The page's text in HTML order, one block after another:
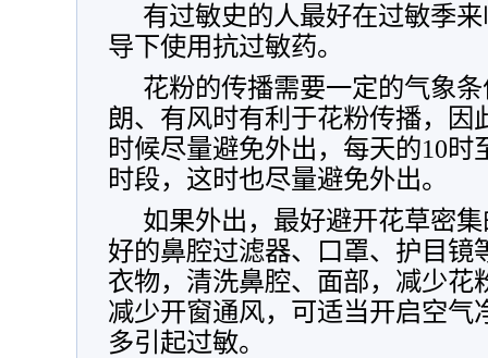
有过敏史的人最好在过敏季
导下使用抗过敏药。
花粉的传播需要一定的气象
朗、有风时有利于花粉传播，因
时候尽量避免外出，每天的10时
时段，这时也尽量避免外出。
如果外出，最好避开花草密
好的鼻腔过滤器、口罩、护目镜
衣物，清洗鼻腔、面部，减少花
减少开窗通风，可适当开启空气
多引起过敏。